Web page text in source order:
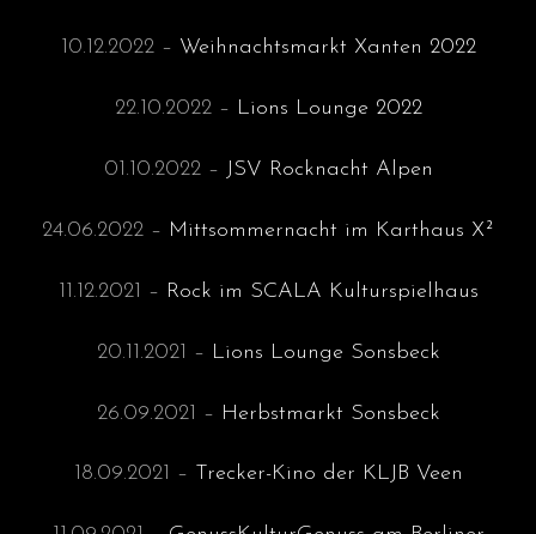
10.12.2022 – Weihnachtsmarkt Xanten 2022
22.10.2022 – Lions Lounge 2022
01.10.2022 – JSV Rocknacht Alpen
24.06.2022 – Mittsommernacht im Karthaus X²
11.12.2021 – Rock im SCALA Kulturspielhaus
20.11.2021 – Lions Lounge Sonsbeck
26.09.2021 – Herbstmarkt Sonsbeck
18.09.2021 – Trecker-Kino der KLJB Veen